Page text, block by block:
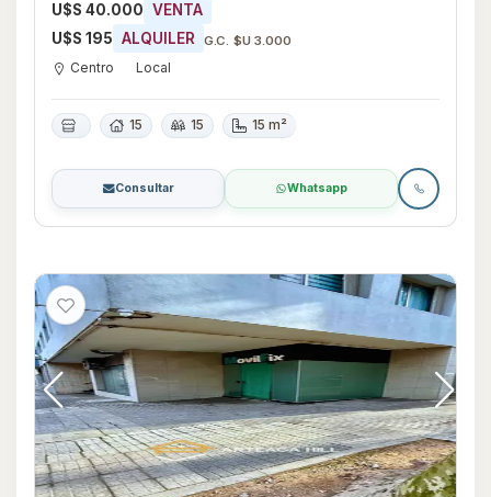
U$S 40.000 VENTA
U$S 195 ALQUILER G.C. $U 3.000
Centro Local
15 15 15 m²
Consultar Whatsapp